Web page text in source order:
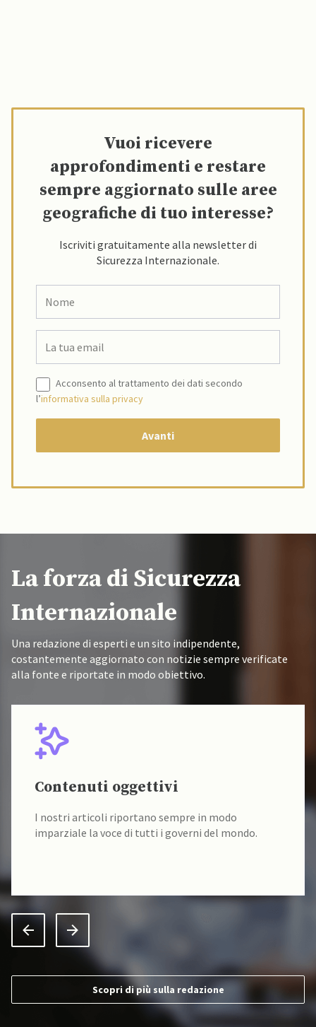
Vuoi ricevere
approfondimenti e restare
sempre aggiornato sulle aree
geografiche di tuo interesse?
Iscriviti gratuitamente alla newsletter di
Sicurezza Internazionale.
Acconsento al trattamento dei dati secondo
l’informativa sulla privacy
La forza di Sicurezza
Internazionale
Una redazione di esperti e un sito indipendente,
costantemente aggiornato con notizie sempre verificate
alla fonte e riportate in modo obiettivo.
Contenuti oggettivi
I nostri articoli riportano sempre in modo
imparziale la voce di tutti i governi del mondo.
Scopri di più sulla redazione